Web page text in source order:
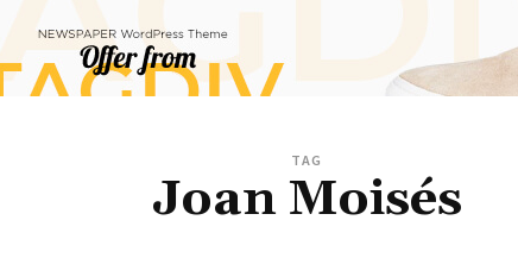
TAG
Joan Moisés